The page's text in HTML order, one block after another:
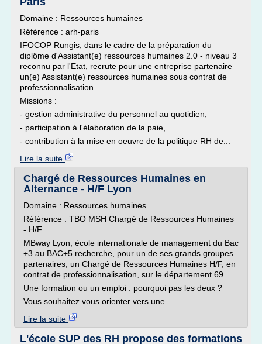
Domaine : Ressources humaines
Référence : arh-paris
IFOCOP Rungis, dans le cadre de la préparation du
diplôme d'Assistant(e) ressources humaines 2.0 - niveau 3
reconnu par l'Etat, recrute pour une entreprise partenaire
un(e) Assistant(e) ressources humaines sous contrat de
professionnalisation.
Missions :
- gestion administrative du personnel au quotidien,
- participation à l'élaboration de la paie,
- contribution à la mise en oeuvre de la politique RH de...
Lire la suite
Chargé de Ressources Humaines en
Alternance - H/F Lyon
Domaine : Ressources humaines
Référence : TBO MSH Chargé de Ressources Humaines
- H/F
MBway Lyon, école internationale de management du Bac
+3 au BAC+5 recherche, pour un de ses grands groupes
partenaires, un Chargé de Ressources Humaines H/F, en
contrat de professionnalisation, sur le département 69.
Une formation ou un emploi : pourquoi pas les deux ?
Vous souhaitez vous orienter vers une...
Lire la suite
L'école SUP des RH propose des formations